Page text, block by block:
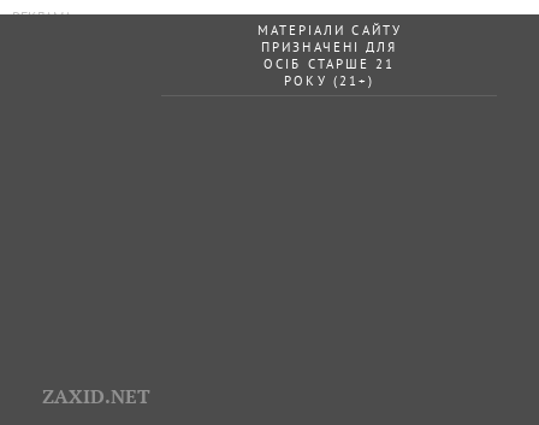
МАТЕРІАЛИ САЙТУ
ПРИЗНАЧЕНІ ДЛЯ
ОСІБ СТАРШЕ 21
РОКУ (21+)
ZAXID.NET